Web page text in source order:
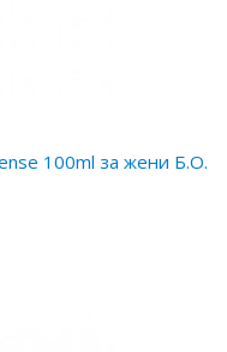
100ml за жени Б.О.